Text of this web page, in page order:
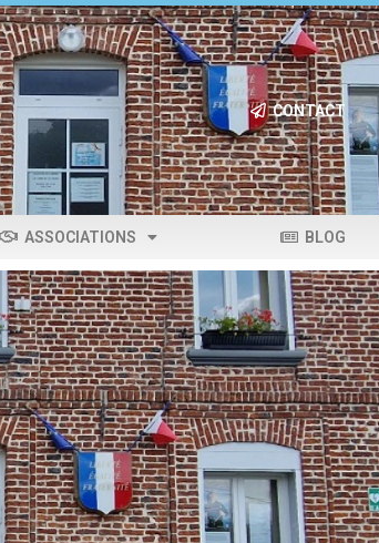
CONTACT
ASSOCIATIONS BLOG